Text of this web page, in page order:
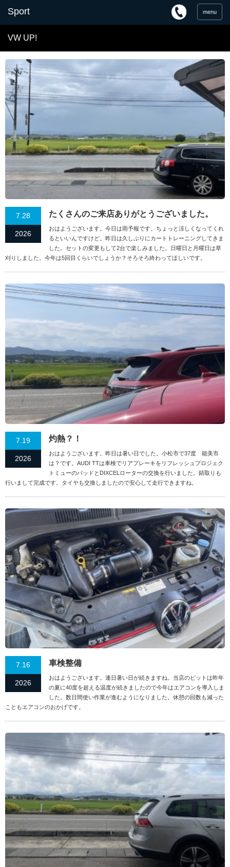
menu
VW UP!
7.28
2026
たくさんのご来店ありがとうございました。
おはようございます。今日は雨予報です。ちょっと涼しくなってくれ
るといいんですけど。昨日は久しぶりにカートトレーニングしてきま
した。セットの変更もして2台で楽しみました。日曜日と月曜日は草
刈りしました。今年は5回目くらいでしょうか？そろそろ終わってほしいです。
7.19
2026
灼熱？！
おはようございます。昨日は暑い日でした。小松市で37度 能美市
は？です。AUDI TTは車検でリアブレーキをリフレッシュプロジェク
トミューのパッドとDIXCELローターの交換を行いました。錆取りも
行いまして完成です。タイヤも交換しましたので安心して走行できますね。
7.16
2026
車検整備
おはようございます。連日暑い日が続きますね。当店のピットは昨年
の夏に40度を超える温度が続きましたので今年はエアコンを導入しま
した。数日間使い作業が進むようになりました。休憩の回数も減った
こともエアコンのおかげです。